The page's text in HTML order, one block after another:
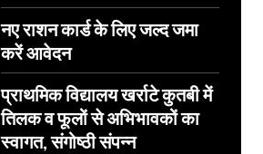
नए राशन कार्ड के लिए जल्द जमा
करें आवेदन
प्राथमिक विद्यालय खर्राटे कुतबी में
तिलक व फूलों से अभिभावकों का
स्वागत, संगोष्ठी संपन्न